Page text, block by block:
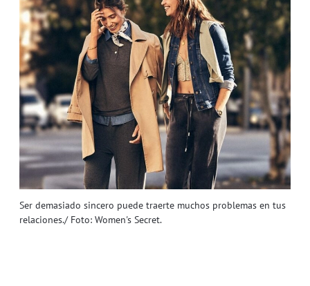
Ser demasiado sincero puede traerte muchos problemas en tus
relaciones./ Foto: Women's Secret.